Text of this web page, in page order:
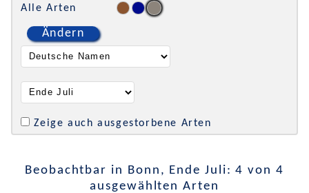
Alle Arten
Ändern
Zeige auch ausgestorbene Arten
Beobachtbar in Bonn, Ende Juli: 4 von 4
ausgewählten Arten